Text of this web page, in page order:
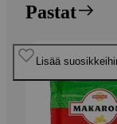
Pastat
Ohita listaus
Lisää
Lisää
Lisää